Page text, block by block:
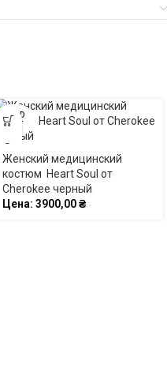
SOLD
OUT
Женский медицинский
костюм Heart Soul от
Cherokee черный
Цена: 3900,00₴